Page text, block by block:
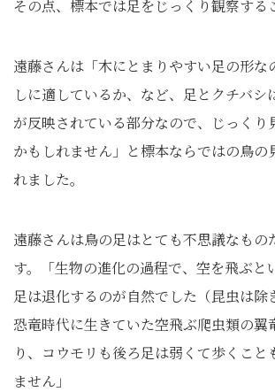
その点、標本では足をじっくり観察する
遠藤さんは「木にとまりやすい足の形な
しに適しているか、など、足とクチバシ
が反映されている部分なので、じっくり
かもしれません」と標本ならではの鳥の
れました。
遠藤さんは鳥の足はとても不思議なもの
す。「生物の進化の過程で、空を飛ぶと
足は退化するのが自然でした （昆虫は除
恐竜時代に生きていた空飛ぶ爬虫類の翼
り、コウモリも後ろ足は弱くて歩くこと
ません」